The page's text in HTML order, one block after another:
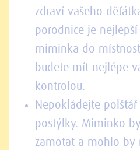
zdraví vašeho
porodnice je
miminka do
budete mít nejlépe
kontrolou.
Nepokládejte
postýlky. Miminko
zamotat a mohlo by